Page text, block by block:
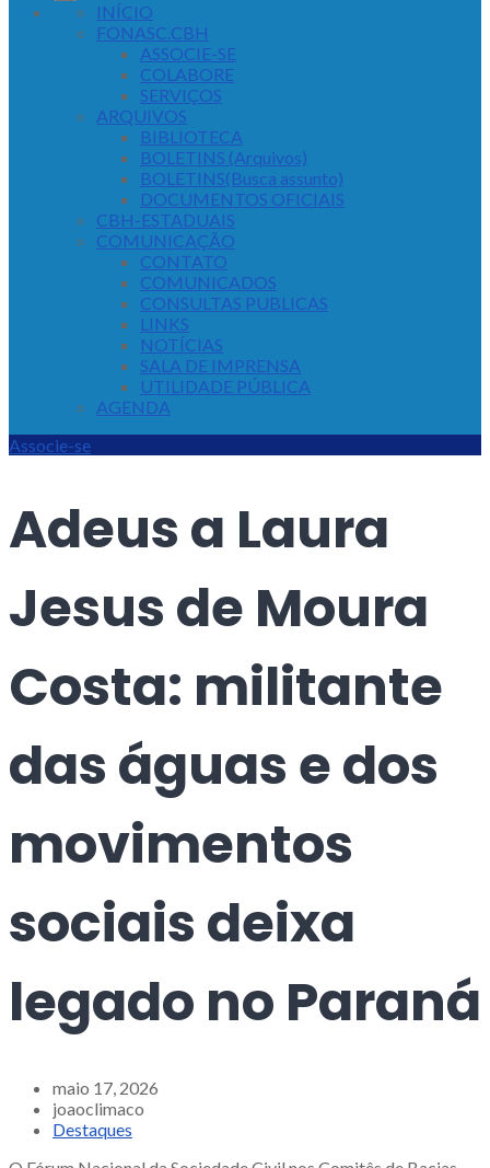
INÍCIO
FONASC.CBH
ASSOCIE-SE
COLABORE
SERVIÇOS
ARQUIVOS
BIBLIOTECA
BOLETINS (Arquivos)
BOLETINS(Busca assunto)
DOCUMENTOS OFICIAIS
CBH-ESTADUAIS
COMUNICAÇÃO
CONTATO
COMUNICADOS
CONSULTAS PUBLICAS
LINKS
NOTÍCIAS
SALA DE IMPRENSA
UTILIDADE PÚBLICA
AGENDA
Associe-se
Adeus a Laura
Jesus de Moura
Costa: militante
das águas e dos
movimentos
sociais deixa
legado no Paraná
maio 17, 2026
joaoclimaco
Destaques